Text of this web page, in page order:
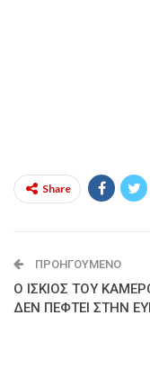
Share
ΠΡΟΗΓΟΎΜΕΝΟ
Ο ΙΣΚΙΟΣ ΤΟΥ
ΔΕΝ ΠΕΦΤΕΙ ΣΤΗΝ